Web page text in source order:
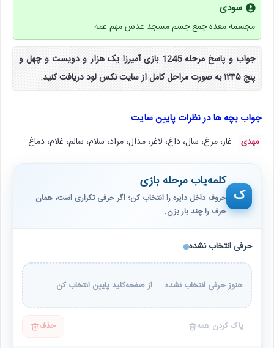
سودی
مجسمه معده جمع جسم مسجد عدس مهم عمه
جواب و پاسخ مرحله 1245 بازی آمیرزا یک هزار و دویست و چهل و
پنج ۱۲۴۵ به صورت مراحل کامل از سایت نکس لود دریافت کنید.
جواب بچه ها در نظرات پایین سایت
مهدی : غار، مرغ، سال، داغ، لاغر، مدال، مراد، سلام، سالم، غلام، دماغ.
ک
کلمه‌یاب مرحله بازی
حروف داخل دایره را انتخاب کن؛ اگر حرفی تکراری است، همان
حرف را چند بار بزن.
حرفی انتخاب نشده
هنوز حرفی انتخاب نشده — از صفحه‌کلید پایین انتخاب کن
پاک کردن همه حذف